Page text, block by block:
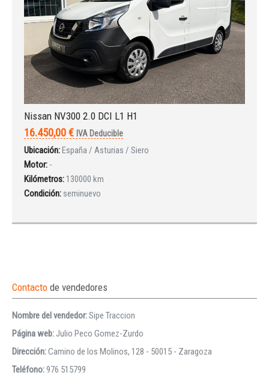
Nissan NV300 2.0 DCI L1 H1
16.450,00 € IVA Deducible
Ubicación:España / Asturias / Siero
Motor: -
Kilómetros: 130000 km
Condición: seminuevo
Contacto de vendedores
Nombre del vendedor:Sipe Traccion
Página web:Julio Peco Gomez-Zurdo
Dirección:Camino de los Molinos, 128 - 50015 - Zaragoza
Teléfono:976 515799